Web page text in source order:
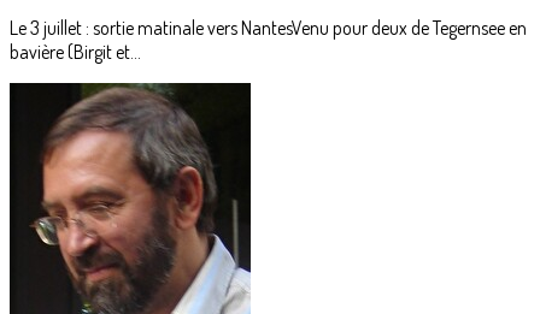
Le 3 juillet : sortie matinale vers NantesVenu pour deux de Tegernsee en
bavière (Birgit et...